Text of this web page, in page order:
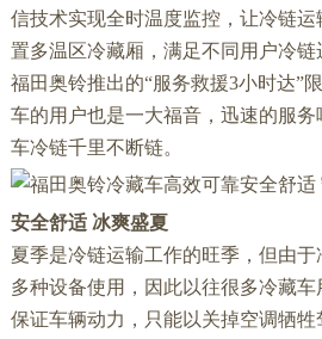
信技术实现全时温度监控，让冷链
置多温区冷藏厢，满足不同用户冷链
福田奥铃推出的“服务救援3小时达”
车的用户也是一大福音，迅速的服
车冷链千里不断链。
安全舒适 冰爽盛夏
夏季是冷链运输工作的旺季，但由
多种设备使用，因此以往很多冷藏
保证车辆动力，只能以关掉空调牺